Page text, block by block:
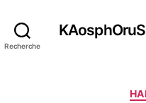
Recherche